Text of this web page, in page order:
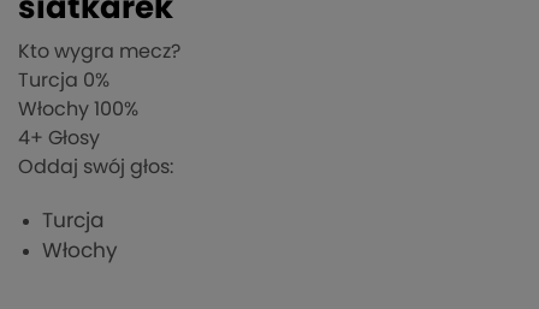
siatkarek
Kto wygra mecz?
Turcja 0%
Włochy 100%
4+ Głosy
Oddaj swój głos:
Turcja
Włochy